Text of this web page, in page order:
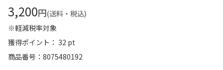
3,200円(送料・税込)
※軽減税率対象
獲得ポイント： 32 pt
商品番号
8075480192